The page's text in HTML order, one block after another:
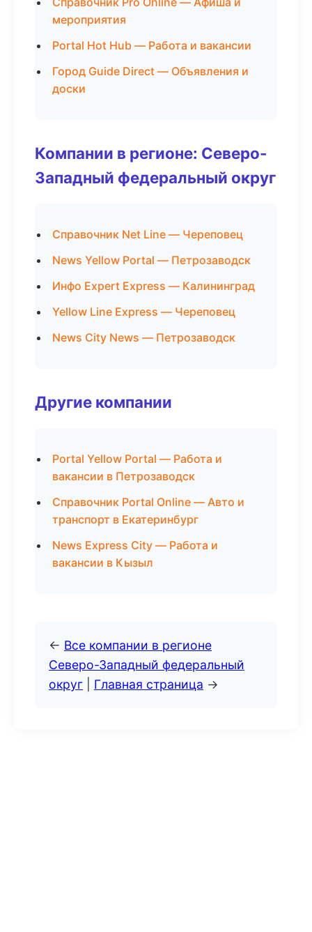
мероприятия
Portal Hot Hub — Работа и вакансии
Город Guide Direct — Объявления и
доски
Компании в регионе: Северо-
Западный федеральный округ
Справочник Net Line — Череповец
News Yellow Portal — Петрозаводск
Инфо Expert Express — Калининград
Yellow Line Express — Череповец
News City News — Петрозаводск
Другие компании
Portal Yellow Portal — Работа и
вакансии в Петрозаводск
Справочник Portal Online — Авто и
транспорт в Екатеринбург
News Express City — Работа и
вакансии в Кызыл
← Все компании в регионе
Северо-Западный федеральный
округ
Главная страница →